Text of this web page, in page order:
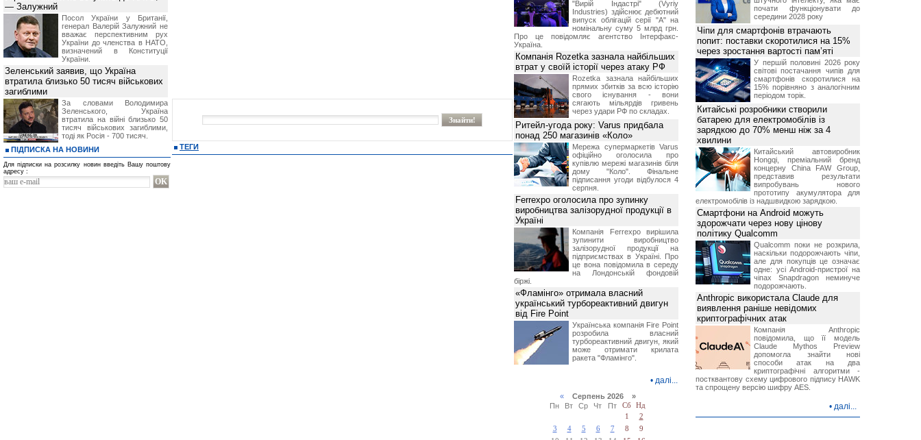
ТЕГИ
— Залужний
Посол України у Британії,
генерал Валерій Залужний не
вважає перспективним рух
України до членства в НАТО,
визначений в Конституції
України.
Зеленський заявив, що Україна
втратила близько 50 тисяч військових
загиблими
За словами Володимира
Зеленського, Україна
втратила на війні близько 50
тисяч військових загиблими,
тоді як Росія - 700 тисяч.
ПІДПИСКА НА НОВИНИ
Для підписки на розсилку новин введіть Вашу поштову
адресу :
"Вирій Індастрі" (Vyriy
Industries) здійснює дебютний
випуск облігацій серії "А" на
номінальну суму 5 млрд грн.
Про це повідомляє агентство Інтерфакс-
Україна.
Компанія Rozetka зазнала найбільших
втрат у своїй історії через атаку РФ
Rozetka зазнала найбільших
прямих збитків за всю історію
свого існування - вони
сягають мільярдів гривень
через удари РФ по складах.
Ритейл-угода року: Varus придбала
понад 250 магазинів «Коло»
Мережа супермаркетів Varus
офіційно оголосила про
купівлю мережі магазинів біля
дому "Коло". Фінальне
підписання угоди відбулося 4
серпня.
Ferrexpo оголосила про зупинку
виробництва залізорудної продукції в
Україні
Компанія Ferrexpo вирішила
зупинити виробництво
залізорудної продукції на
підприємствах в Україні. Про
це вона повідомила в середу
на Лондонській фондовій
біржі.
«Фламінго» отримала власний
український турбореактивний двигун
від Fire Point
Українська компанія Fire Point
розробила власний
турбореактивний двигун, який
може отримати крилата
ракета "Фламінго".
• далі...
«Серпень 2026 »
Пн
Вт Ср Чт Пт Сб
Нд
1
2
3
4 5 6 7 8
9
почати функціонувати до
середини 2028 року
Чіпи для смартфонів втрачають
попит: поставки скоротилися на 15%
через зростання вартості пам’яті
У першій половині 2026 року
світові постачання чипів для
смартфонів скоротилися на
15% порівняно з аналогічним
періодом торік.
Китайські розробники створили
батарею для електромобілів із
зарядкою до 70% менш ніж за 4
хвилини
Китайський автовиробник
Hongqi, преміальний бренд
концерну China FAW Group,
представив результати
випробувань нового
прототипу акумулятора для
електромобілів із надшвидкою зарядкою.
Смартфони на Android можуть
здорожчати через нову цінову
політику Qualcomm
Qualcomm поки не розкрила,
наскільки подорожчають чіпи,
але для покупців це означає
одне: усі Android-пристрої на
чіпах Snapdragon неминуче
подорожчають.
Anthropic використала Claude для
виявлення раніше невідомих
криптографічних атак
Компанія Anthropic
повідомила, що її модель
Claude Mythos Preview
допомогла знайти нові
способи атак на два
криптографічні алгоритми -
постквантову схему цифрового підпису HAWK
та спрощену версію шифру AES.
• далі...